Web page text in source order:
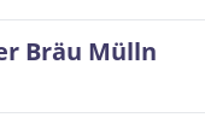
Bräu Mülln